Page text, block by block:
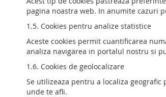
pagina noastra web. In anumite cazuri
1.5. Cookies pentru analize statistice
Aceste cookies permit cuantificarea
analiza navigarea in portalul nostru si
1.6. Cookies de geolocalizare
Se utilizeaza pentru a localiza
unde te afli.